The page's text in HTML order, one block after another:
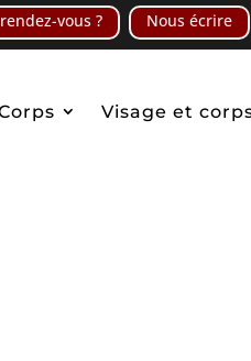
vous ? Nous écrire
Visage et